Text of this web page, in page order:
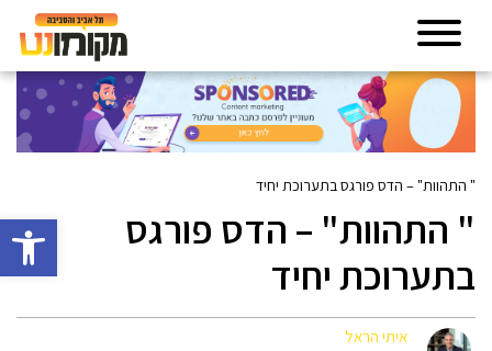
פתח
" התהוות" – הדס פורגס בתערוכת יחיד
" התהוות" – הדס פורגס
בתערוכת יחיד
איתי הראל